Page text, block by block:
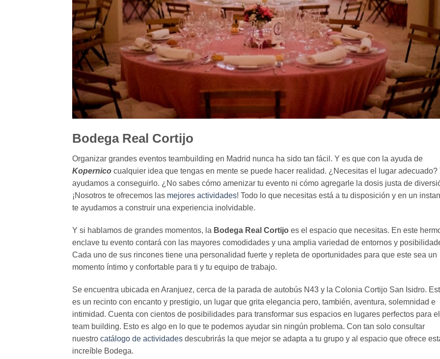
Bodega Real Cortijo
Organizar grandes eventos teambuilding en Madrid nunca ha sido tan fácil. Y es que con la ayuda de
Kopernico cualquier idea que tengas en mente se puede hacer realidad. ¿Necesitas el lugar adecuado?
ayudamos a conseguirlo. ¿No sabes cómo amenizar tu evento ni cómo agregarle la dosis justa de
¡Nosotros te ofrecemos las mejores actividades! Todo lo que necesitas está a tu disposición y en un
te ayudamos a construir una experiencia inolvidable.
Y si hablamos de grandes momentos, la Bodega Real Cortijo es el espacio que necesitas. En este
enclave tu evento contará con las mayores comodidades y una amplia variedad de entornos y
Cada uno de sus rincones tiene una personalidad fuerte y repleta de oportunidades para que este sea un
momento íntimo y confortable para ti y tu equipo de trabajo.
Se encuentra ubicada en Aranjuez, cerca de la parada de autobús N43 y la Colonia Cortijo San Isidro.
es un recinto con encanto y prestigio, un lugar que grita elegancia pero, también, aventura, solemnidad e
intimidad. Cuenta con cientos de posibilidades para transformar sus espacios en lugares perfectos para el
team building. Esto es algo en lo que te podemos ayudar sin ningún problema. Con tan solo consultar
nuestro catálogo de actividades descubrirás la que mejor se adapta a tu grupo y al espacio que ofrece
increíble Bodega.